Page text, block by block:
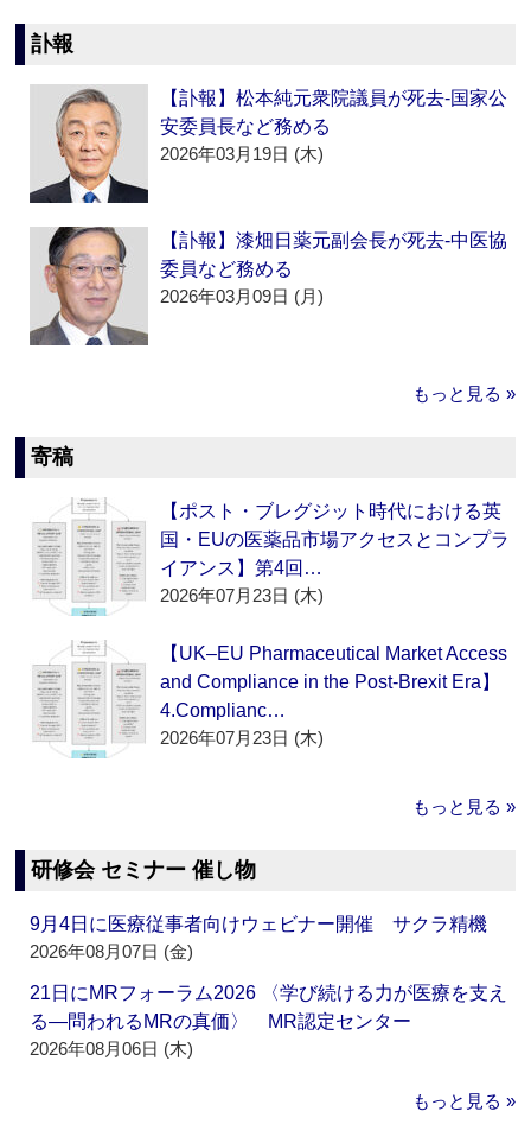
訃報
【訃報】松本純元衆院議員が死去‐国家公
安委員長など務める
2026年03月19日 (木)
【訃報】漆畑日薬元副会長が死去‐中医協
委員など務める
2026年03月09日 (月)
もっと見る »
寄稿
【ポスト・ブレグジット時代における英
国・EUの医薬品市場アクセスとコンプラ
イアンス】第4回…
2026年07月23日 (木)
【UK–EU Pharmaceutical Market Access
and Compliance in the Post-Brexit Era】
4.Complianc…
2026年07月23日 (木)
もっと見る »
研修会 セミナー 催し物
9月4日に医療従事者向けウェビナー開催 サクラ精機
2026年08月07日 (金)
21日にMRフォーラム2026 〈学び続ける力が医療を支え
る―問われるMRの真価〉 MR認定センター
2026年08月06日 (木)
もっと見る »